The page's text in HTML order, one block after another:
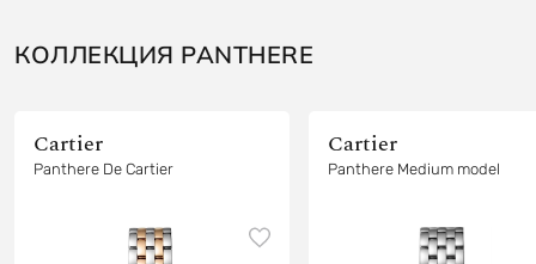
КОЛЛЕКЦИЯ PANTHERE
Cartier
Panthere De Cartier
Cartier
Panthere Medium model